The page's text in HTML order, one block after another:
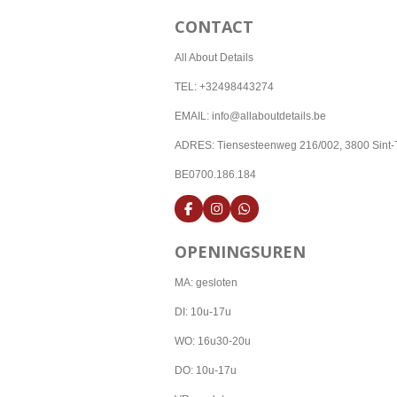
CONTACT
All About Details
TEL: +32498443274
EMAIL: info@allaboutdetails.be
ADRES: Tiensesteenweg 216/002, 3800 Sint-
BE0700.186.184
F
a
e
o
o
I
n
t
g
r
m
W
h
t
OPENINGSUREN
MA: gesloten
DI: 10u-17u
WO: 16u30-20u
DO: 10u-17u